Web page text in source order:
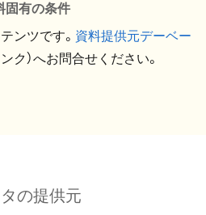
固有の条件
ンツです。 資料提供元デーベー
ク）へお問合せください。
の提供元